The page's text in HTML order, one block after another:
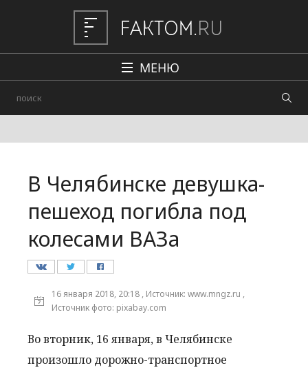
МЕНЮ
Авто
Происшествия
Редакция
В Челябинске девушка-
пешеход погибла под
колесами ВАЗа
16 января 2018, 20:18 , Источник: www.mngz.ru ,
Источник фото: pixabay.com
Во вторник, 16 января, в Челябинске
произошло дорожно-транспортное